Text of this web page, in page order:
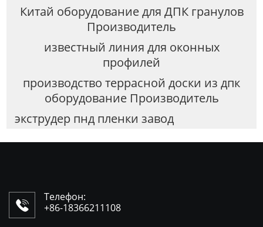
Китай оборудование для ДПК гранулов
Производитель
известный линия для оконных
профилей
производство террасной доски из дпк
оборудование Производитель
экструдер пнд пленки завод

Телефон:
+86-18366211108